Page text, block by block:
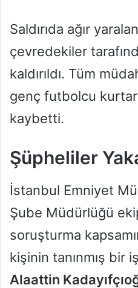
Saldırıda ağır
çevredekiler
kaldırıldı. Tüm
genç futbolcu
kaybetti.
Şüpheliler
İstanbul Emniyet
Şube Müdürlüğü
soruşturma
kişinin tanınmış bir
Alaattin